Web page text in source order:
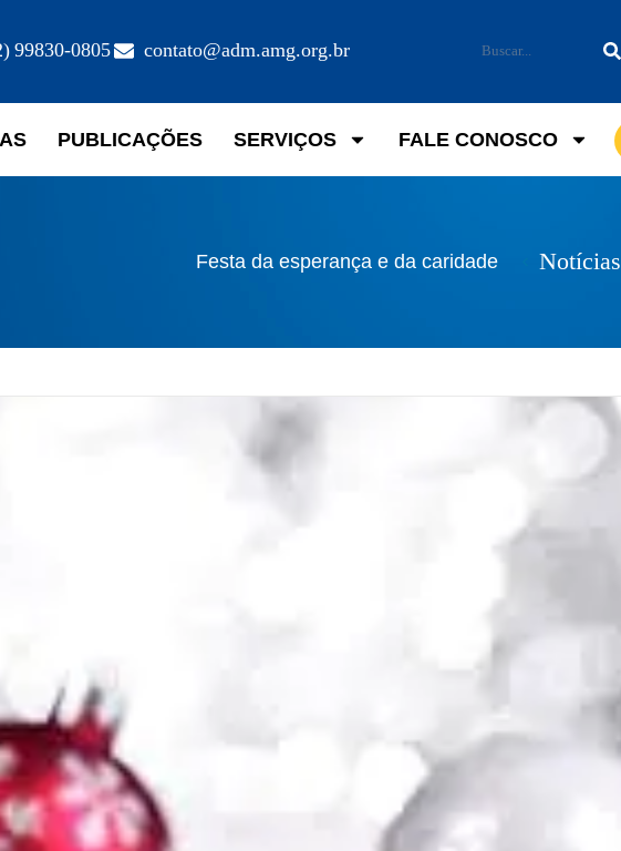
99830-0805 contato@adm.amg.org.br
PUBLICAÇÕES SERVIÇOS FALE CONOSCO
Festa da esperança e da caridade Notícias